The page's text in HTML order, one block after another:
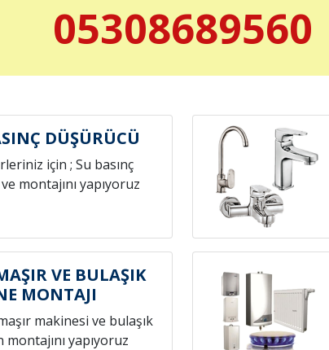
05308689560
DÜŞÜRÜCÜ
için ; Su basınç
montajını yapıyoruz
VE BULAŞIK
MONTAJI
makinesi ve bulaşık
yapıyoruz